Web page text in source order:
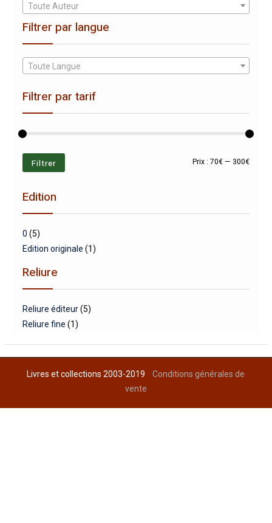
Toute Auteur
Filtrer par langue
Toute Langue
Filtrer par tarif
Prix
Prix
Filtrer Prix :70€ — 300€
Edition
0 (5)
Edition originale (1)
Reliure
Reliure éditeur (5)
Reliure fine (1)
Livres et collections 2003-2019Conditions générales de
vente